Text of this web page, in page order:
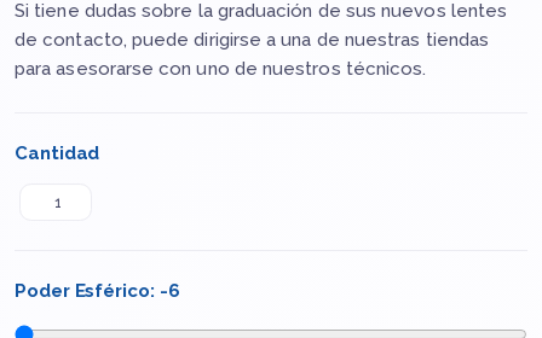
Si tiene dudas sobre la graduación de sus nuevos lentes
de contacto, puede dirigirse a una de nuestras tiendas
para asesorarse con uno de nuestros técnicos.
Cantidad
Poder Esférico: -6